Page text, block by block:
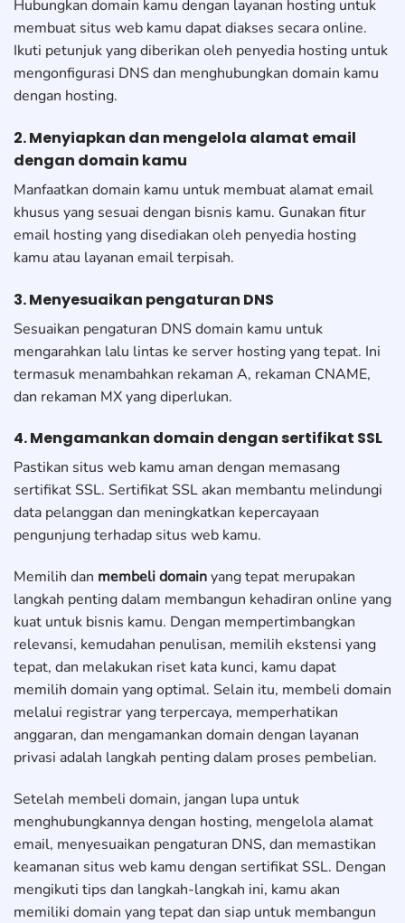
Hubungkan domain kamu dengan layanan hosting untuk
membuat situs web kamu dapat diakses secara online.
Ikuti petunjuk yang diberikan oleh penyedia hosting untuk
mengonfigurasi DNS dan menghubungkan domain kamu
dengan hosting.
2. Menyiapkan dan mengelola alamat email
dengan domain kamu
Manfaatkan domain kamu untuk membuat alamat email
khusus yang sesuai dengan bisnis kamu. Gunakan fitur
email hosting yang disediakan oleh penyedia hosting
kamu atau layanan email terpisah.
3. Menyesuaikan pengaturan DNS
Sesuaikan pengaturan DNS domain kamu untuk
mengarahkan lalu lintas ke server hosting yang tepat. Ini
termasuk menambahkan rekaman A, rekaman CNAME,
dan rekaman MX yang diperlukan.
4. Mengamankan domain dengan sertifikat SSL
Pastikan situs web kamu aman dengan memasang
sertifikat SSL. Sertifikat SSL akan membantu melindungi
data pelanggan dan meningkatkan kepercayaan
pengunjung terhadap situs web kamu.
Memilih dan membeli domainyang tepat merupakan
langkah penting dalam membangun kehadiran online yang
kuat untuk bisnis kamu. Dengan mempertimbangkan
relevansi, kemudahan penulisan, memilih ekstensi yang
tepat, dan melakukan riset kata kunci, kamu dapat
memilih domain yang optimal. Selain itu, membeli domain
melalui registrar yang terpercaya, memperhatikan
anggaran, dan mengamankan domain dengan layanan
privasi adalah langkah penting dalam proses pembelian.
Setelah membeli domain, jangan lupa untuk
menghubungkannya dengan hosting, mengelola alamat
email, menyesuaikan pengaturan DNS, dan memastikan
keamanan situs web kamu dengan sertifikat SSL. Dengan
mengikuti tips dan langkah-langkah ini, kamu akan
memiliki domain yang tepat dan siap untuk membangun